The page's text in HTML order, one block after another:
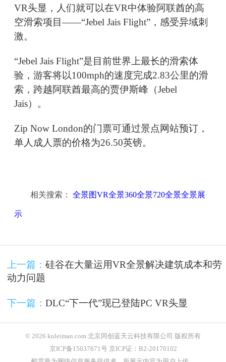
VR头显，人们就可以在VR中体验阿联酋的高
空滑索项目——“Jebel Jais Flight”，感受异域刺
激。
“Jebel Jais Flight”是目前世界上最长的滑索体
验，游客将以100mph的速度完成2.83公里的滑
索，跨越阿联酋最高的贾伊斯峰（Jebel
Jais）。
Zip Now London的门票可通过景点网站预订，
单人成人票的价格为26.50英镑。
相关搜索： 全景图VR全景360全景720全景全景展
示
上一篇： 硅谷在大量运用VR全景解决建筑成本和劳
动力问题
下一篇： DLC“下一代”现已登陆PC VR头显
© 2026 kuleiman.com 北京同创蓝天云科技有限公司 版权所有
京ICP备15037671号 京ICP证：B2-20170102